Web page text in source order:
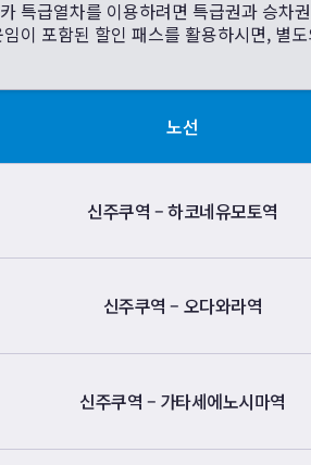
특급열차를 이용하려면 특급권과 승차
이 포함된 할인 패스를 활용하시면, 별
노선
신주쿠역 – 하코네유모토역
신주쿠역 – 오다와라역
신주쿠역 – 가타세에노시마역